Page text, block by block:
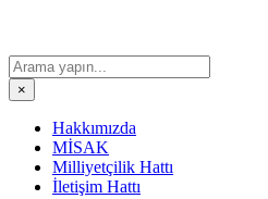
×
Hakkımızda
MİSAK
Milliyetçilik Hattı
İletişim Hattı